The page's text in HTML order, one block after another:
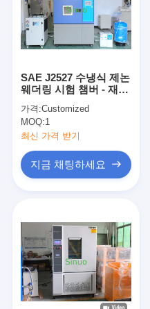
SAE J2527 수냉식 제논
웨더링 시험 챔버 - 재료
가격:Customized
MOQ:1
최신 가격 받기
지금 채팅하세요